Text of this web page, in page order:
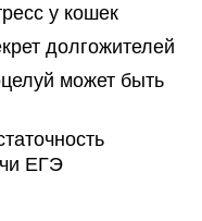
у кошек
долгожителей
может быть
ЕГЭ